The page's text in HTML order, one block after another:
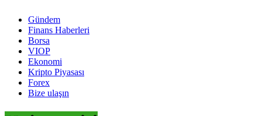
Gündem
Finans Haberleri
Borsa
VIOP
Ekonomi
Kripto Piyasası
Forex
Bize ulaşın